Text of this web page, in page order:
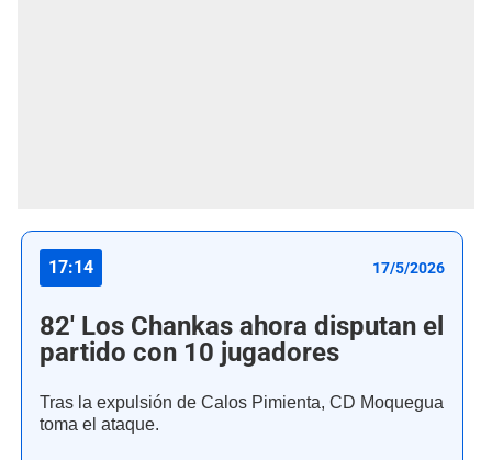
17:14 17/5/2026
82' Los Chankas ahora disputan el
partido con 10 jugadores
Tras la expulsión de Calos Pimienta, CD Moquegua
toma el ataque.